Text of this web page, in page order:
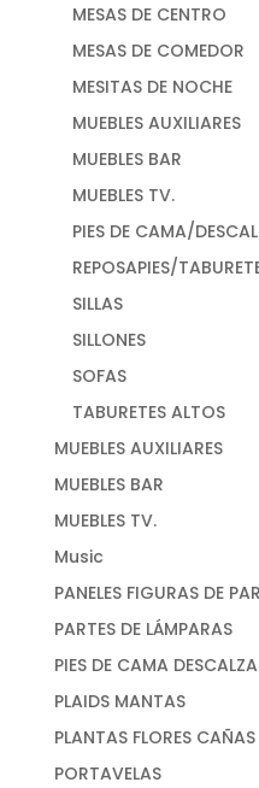
MESAS DE CENTRO
MESAS DE COMEDOR
MESITAS DE NOCHE
MUEBLES AUXILIARES
MUEBLES BAR
MUEBLES TV.
PIES DE CAMA/
REPOSAPIES/
SILLAS
SILLONES
SOFAS
TABURETES ALTOS
MUEBLES AUXILIARES
MUEBLES BAR
MUEBLES TV.
Music
PANELES FIGURAS DE
PARTES DE LÁMPARAS
PIES DE CAMA
PLAIDS MANTAS
PLANTAS FLORES
PORTAVELAS